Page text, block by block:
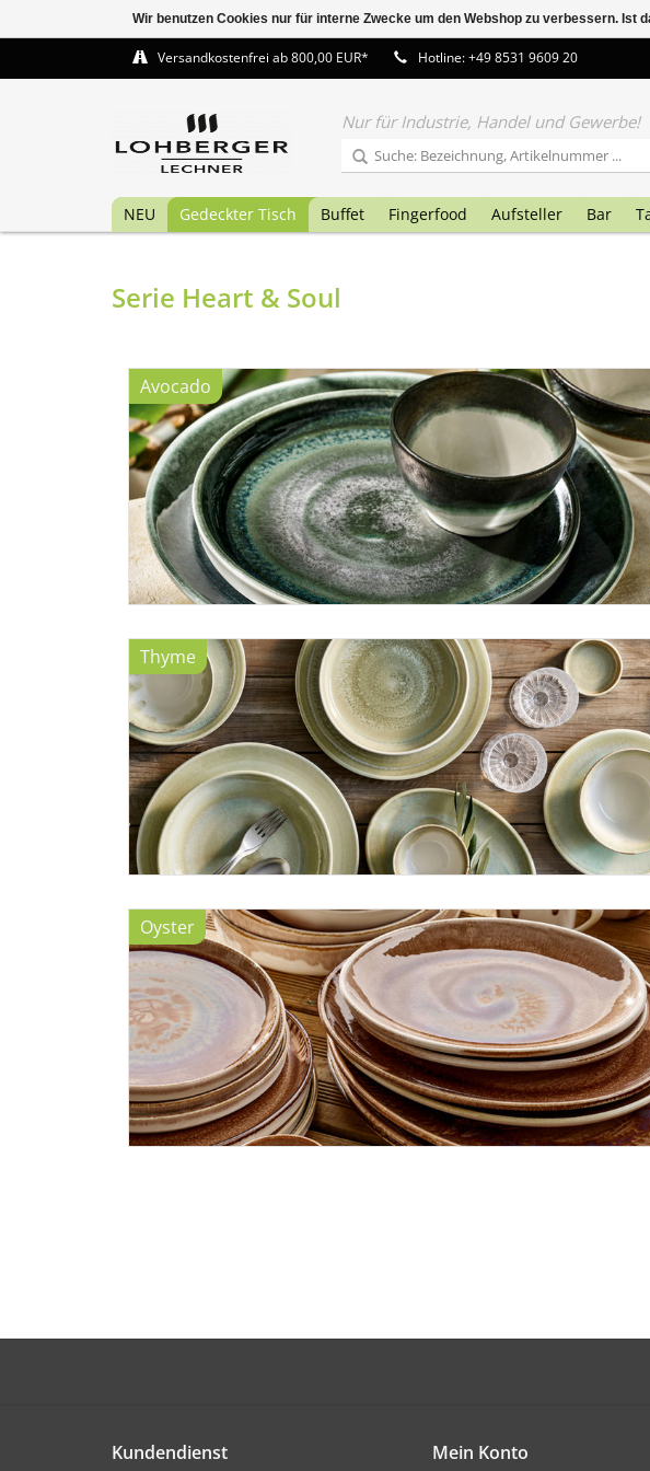
Versandkostenfrei ab 800,00 EUR* Hotline: +49 8531 9609 20
Nur für Industrie, Handel und Gewerbe!
NEU Gedeckter Tisch Buffet Fingerfood Aufsteller Bar
Serie Heart & Soul
Avocado
Thyme
Oyster
Kundendienst Mein Konto
Wir benutzen Cookies nur für interne Zwecke um den Webshop zu verbessern. Ist